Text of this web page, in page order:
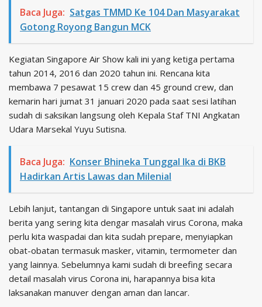
Baca Juga: Satgas TMMD Ke 104 Dan Masyarakat
Gotong Royong Bangun MCK
Kegiatan Singapore Air Show kali ini yang ketiga pertama
tahun 2014, 2016 dan 2020 tahun ini. Rencana kita
membawa 7 pesawat 15 crew dan 45 ground crew, dan
kemarin hari jumat 31 januari 2020 pada saat sesi latihan
sudah di saksikan langsung oleh Kepala Staf TNI Angkatan
Udara Marsekal Yuyu Sutisna.
Baca Juga: Konser Bhineka Tunggal Ika di BKB
Hadirkan Artis Lawas dan Milenial
Lebih lanjut, tantangan di Singapore untuk saat ini adalah
berita yang sering kita dengar masalah virus Corona, maka
perlu kita waspadai dan kita sudah prepare, menyiapkan
obat-obatan termasuk masker, vitamin, termometer dan
yang lainnya. Sebelumnya kami sudah di breefing secara
detail masalah virus Corona ini, harapannya bisa kita
laksanakan manuver dengan aman dan lancar.